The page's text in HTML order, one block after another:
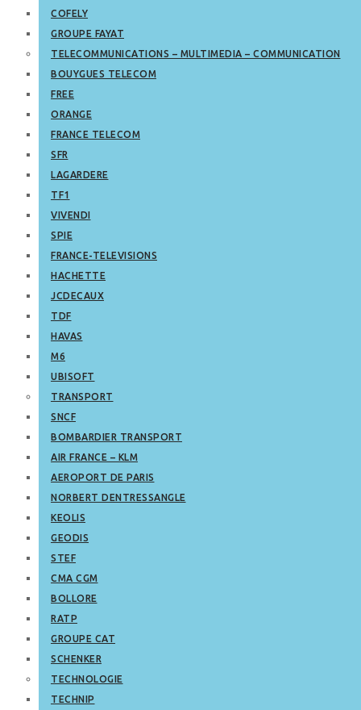
COFELY
GROUPE FAYAT
TELECOMMUNICATIONS – MULTIMEDIA – COMMUNICATION
BOUYGUES TELECOM
FREE
ORANGE
FRANCE TELECOM
SFR
LAGARDERE
TF1
VIVENDI
SPIE
FRANCE-TELEVISIONS
HACHETTE
JCDECAUX
TDF
HAVAS
M6
UBISOFT
TRANSPORT
SNCF
BOMBARDIER TRANSPORT
AIR FRANCE – KLM
AEROPORT DE PARIS
NORBERT DENTRESSANGLE
KEOLIS
GEODIS
STEF
CMA CGM
BOLLORE
RATP
GROUPE CAT
SCHENKER
TECHNOLOGIE
TECHNIP